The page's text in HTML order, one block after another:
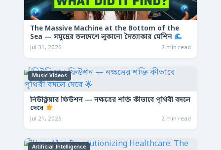
The Massive Machine at the Bottom of the
Sea — সমুদ্রের তলদেশে লুকানো দৈত্যাকার মেশিন
Jul 31, 2026 2 min read
Music Videos
নিউক্লিয়ার ফিউশন — নক্ষত্রের শক্তি কীভাবে পৃথিবী বদলে
দেবে
Jul 21, 2026 2 min read
Artificial Intelligence